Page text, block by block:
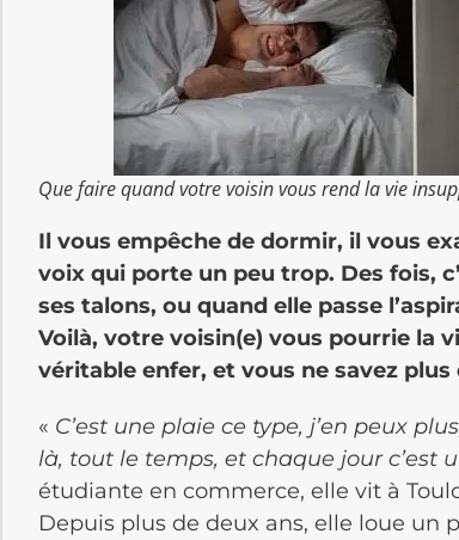
Que faire quand votre voisin vous rend la vie
Il vous empêche de dormir, il vous
voix qui porte un peu trop. Des fois,
ses talons, ou quand elle passe
Voilà, votre voisin(e) vous pourrie la
véritable enfer, et vous ne savez
« C’est une plaie ce type, j’en peux
là, tout le temps, et chaque jour c’est
étudiante en commerce, elle vit à
Depuis plus de deux ans, elle loue un